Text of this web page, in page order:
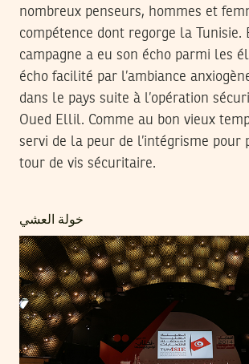
nombreux penseurs, hommes et
compétence dont regorge la Tunisie.
campagne a eu son écho parmi les
écho facilité par l’ambiance
dans le pays suite à l’opération
Oued Ellil. Comme au bon vieux
servi de la peur de l’intégrisme pour
tour de vis sécuritaire.
خولة العشي